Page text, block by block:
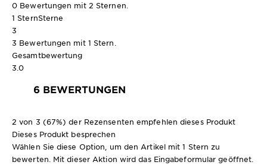
0 Bewertungen mit 2 Sternen.
1 SternSterne
3
3 Bewertungen mit 1 Stern.
Gesamtbewertung
3.0
6 BEWERTUNGEN
2 von 3 (67%) der Rezensenten empfehlen dieses Produkt
Dieses Produkt besprechen
Wählen Sie diese Option, um den Artikel mit 1 Stern zu
bewerten. Mit dieser Aktion wird das Eingabeformular geöffnet.